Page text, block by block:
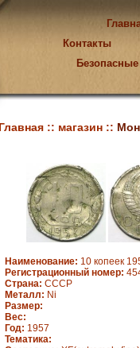
Контакты
Главная :: магазин ::
Наименование: 10 копеек
Регистрационный номер:
Страна: СССР
Металл: Ni
Размер:
Вес:
Год: 1957
Тематика: